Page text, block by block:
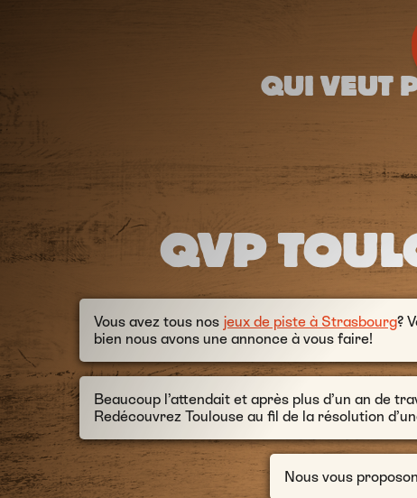
QUI VEUT
QVP
Vous avez tous nos jeux de piste à Strasbourg?
bien nous avons une annonce à vous faire!
Beaucoup l’attendait et après plus d’un an de
Redécouvrez Toulouse au fil de la résolution
Nous vous